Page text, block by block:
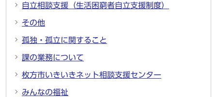
自立相談支援（生活困窮者自立支援制度）
その他
孤独・孤立に関すること
課の業務について
枚方市いきいきネット相談支援センター
みんなの福祉